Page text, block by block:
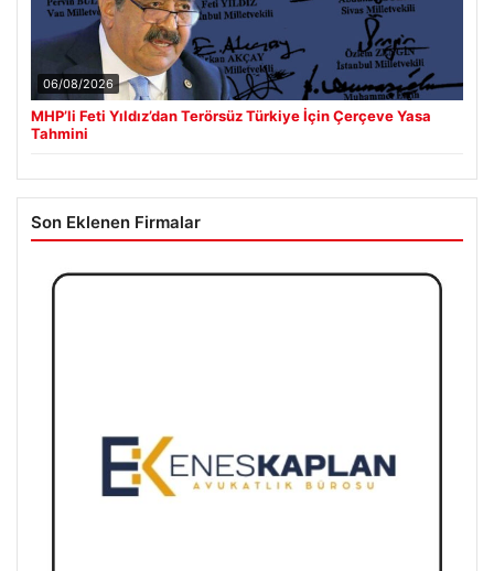
06/08/2026
MHP’li Feti Yıldız’dan Terörsüz Türkiye İçin Çerçeve Yasa
Tahmini
Son Eklenen Firmalar